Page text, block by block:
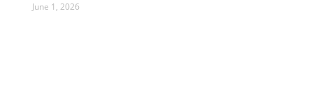
June 1, 2026